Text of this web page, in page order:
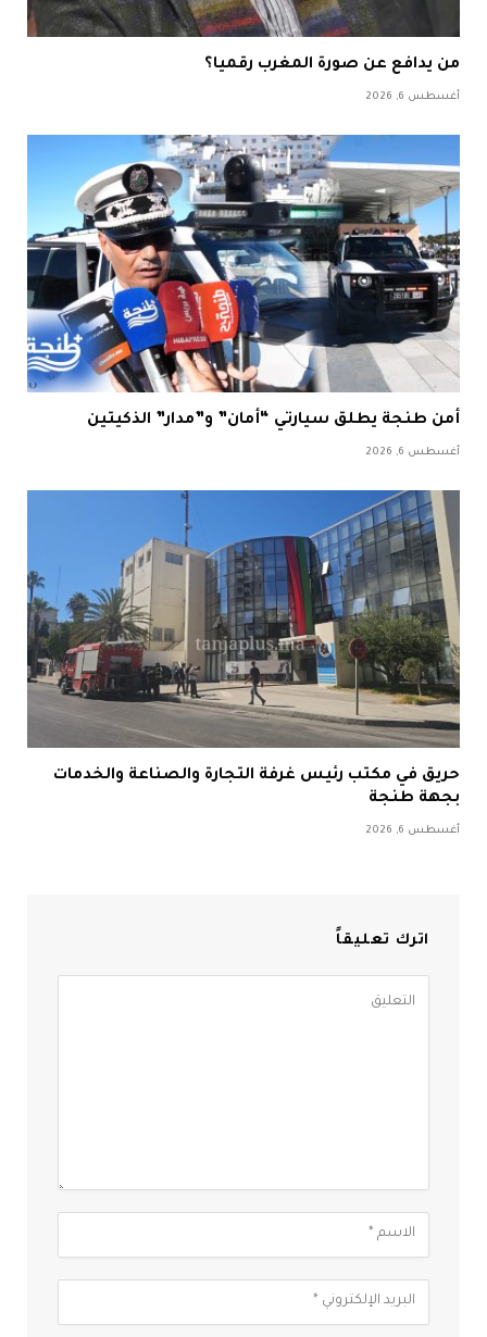
من يدافع عن صورة المغرب رقميا؟
أغسطس 6, 2026
أمن طنجة يطلق سيارتي “أمان” و”مدار” الذكيتين
أغسطس 6, 2026
حريق في مكتب رئيس غرفة التجارة والصناعة والخدمات
بجهة طنجة
أغسطس 6, 2026
اترك تعليقاً